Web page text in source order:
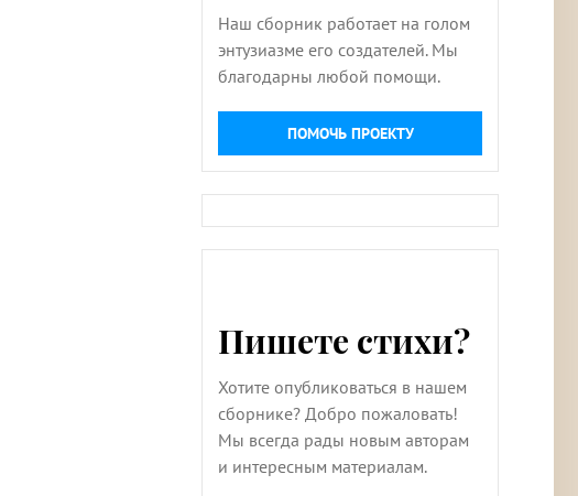
Наш сборник работает на голом
энтузиазме его создателей. Мы
благодарны любой помощи.
ПОМОЧЬ ПРОЕКТУ
Пишете стихи?
Хотите опубликоваться в нашем
сборнике? Добро пожаловать!
Мы всегда рады новым авторам
и интересным материалам.